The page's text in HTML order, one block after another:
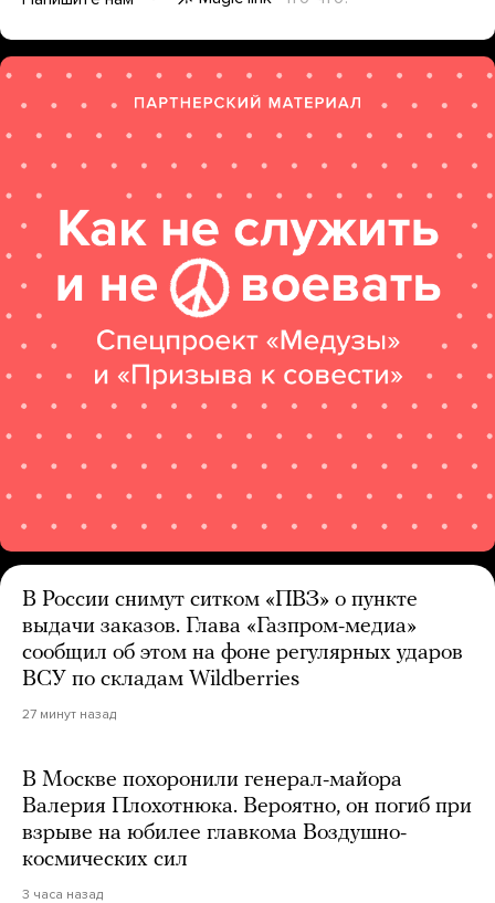
В России снимут ситком «ПВЗ» о пункте
выдачи заказов. Глава «Газпром-медиа»
сообщил об этом на фоне регулярных ударов
ВСУ по складам Wildberries
27 минут назад
В Москве похоронили генерал-майора
Валерия Плохотнюка. Вероятно, он погиб при
взрыве на юбилее главкома Воздушно-
космических сил
3 часа назад